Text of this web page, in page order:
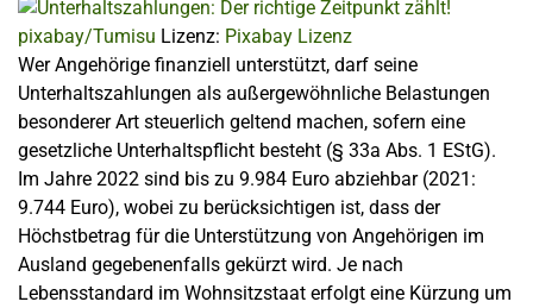
pixabay/Tumisu Lizenz: Pixabay Lizenz
Wer Angehörige finanziell unterstützt, darf seine
Unterhaltszahlungen als außergewöhnliche Belastungen
besonderer Art steuerlich geltend machen, sofern eine
gesetzliche Unterhaltspflicht besteht (§ 33a Abs. 1 EStG).
Im Jahre 2022 sind bis zu 9.984 Euro abziehbar (2021:
9.744 Euro), wobei zu berücksichtigen ist, dass der
Höchstbetrag für die Unterstützung von Angehörigen im
Ausland gegebenenfalls gekürzt wird. Je nach
Lebensstandard im Wohnsitzstaat erfolgt eine Kürzung um